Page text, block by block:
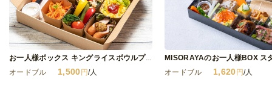
オードブル 1,500 円/人
MISORAYAのお一人様BOX ス
オードブル
1,620 円/人